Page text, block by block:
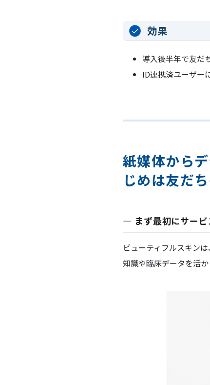
効果
導入後半年で友だ
ID連携済ユーザー
紙媒体から
じめは友だ
― まず最初にサービ
ビューティフルスキン
知識や臨床データを活